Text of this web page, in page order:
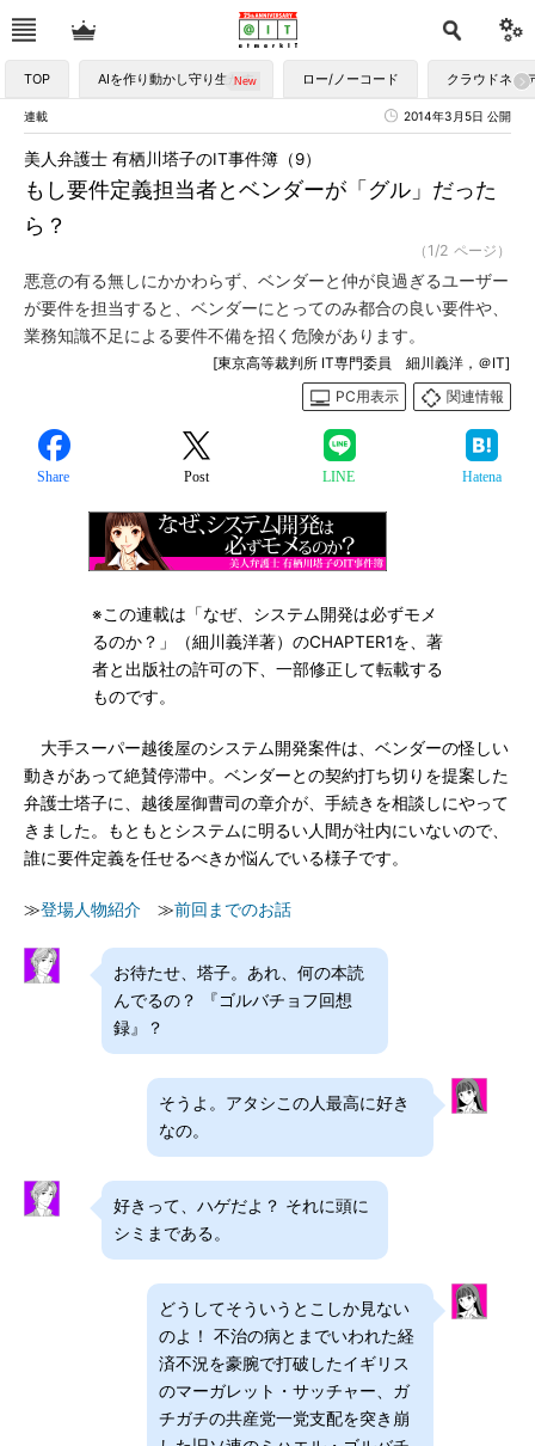
TOP AIを作り動かし守り生かす ロー/ノーコード クラウドネイ
連載 2014年3月5日 公開
もし要件定義担当者とベンダーが「グル」だった
ら？
美人弁護士 有栖川塔子のIT事件簿（9）
（1/2 ページ）
悪意の有る無しにかかわらず、ベンダーと仲が良過ぎるユーザー
が要件を担当すると、ベンダーにとってのみ都合の良い要件や、
業務知識不足による要件不備を招く危険があります。
[東京高等裁判所 IT専門委員 細川義洋，＠IT]
PC用表示
関連情報
Share Post LINE Hatena
※この連載は「なぜ、システム開発は必ずモメ
るのか？」（細川義洋著）のCHAPTER1を、著
者と出版社の許可の下、一部修正して転載する
ものです。
大手スーパー越後屋のシステム開発案件は、ベンダーの怪しい
動きがあって絶賛停滞中。ベンダーとの契約打ち切りを提案した
弁護士塔子に、越後屋御曹司の章介が、手続きを相談しにやって
きました。もともとシステムに明るい人間が社内にいないので、
誰に要件定義を任せるべきか悩んでいる様子です。
≫登場人物紹介 ≫前回までのお話
お待たせ、塔子。あれ、何の本読
んでるの？ 『ゴルバチョフ回想
録』？
そうよ。アタシこの人最高に好き
なの。
好きって、ハゲだよ？ それに頭に
シミまである。
どうしてそういうとこしか見ない
のよ！ 不治の病とまでいわれた経
済不況を豪腕で打破したイギリス
のマーガレット・サッチャー、ガ
チガチの共産党一党支配を突き崩